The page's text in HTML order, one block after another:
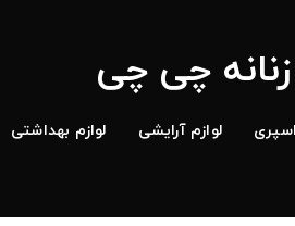
چی چی
لوازم آرایشی لوازم بهداشتی